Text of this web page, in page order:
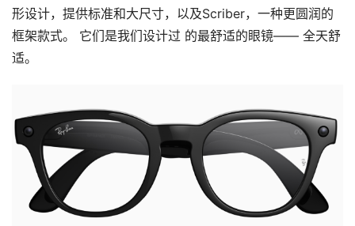
形设计，提供标准和大尺寸，以及Scriber，一种更圆润的
框架款式。 它们是我们设计过 的最舒适的眼镜—— 全天舒
适。